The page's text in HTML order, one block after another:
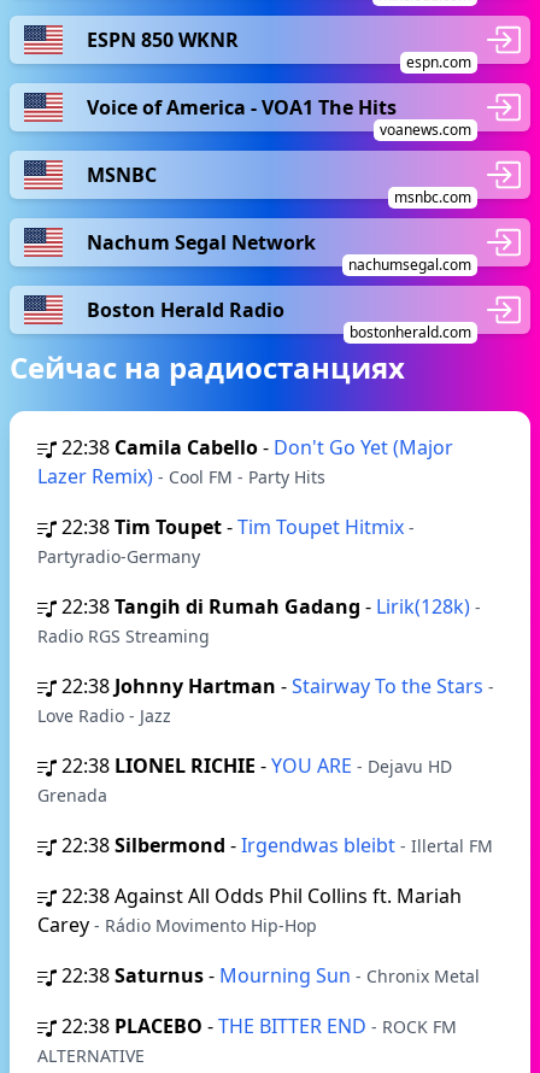
ESPN 850 WKNR
espn.com
Voice of America - VOA1 The Hits
voanews.com
MSNBC
msnbc.com
Nachum Segal Network
nachumsegal.com
Boston Herald Radio
bostonherald.com
Сейчас на радиостанциях
22:38 Camila Cabello- Don't Go Yet (Major
Lazer Remix) - Cool FM - Party Hits
22:38Tim Toupet-Tim Toupet Hitmix -
Partyradio-Germany
22:38Tangih di Rumah Gadang - Lirik(128k) -
Radio RGS Streaming
22:38 Johnny Hartman -Stairway To the Stars -
Love Radio - Jazz
22:38 LIONEL RICHIE -YOU ARE - Dejavu HD
Grenada
22:38Silbermond -Irgendwas bleibt - Illertal FM
22:38Against All Odds Phil Collins ft. Mariah
Carey - Rádio Movimento Hip-Hop
22:38Saturnus- Mourning Sun - Chronix Metal
22:38 PLACEBO -THE BITTER END - ROCK FM
ALTERNATIVE